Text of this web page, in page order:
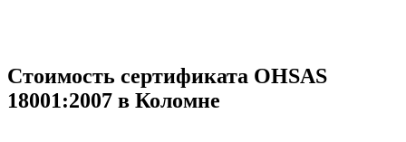
Стоимость сертификата OHSAS
18001:2007 в Коломне